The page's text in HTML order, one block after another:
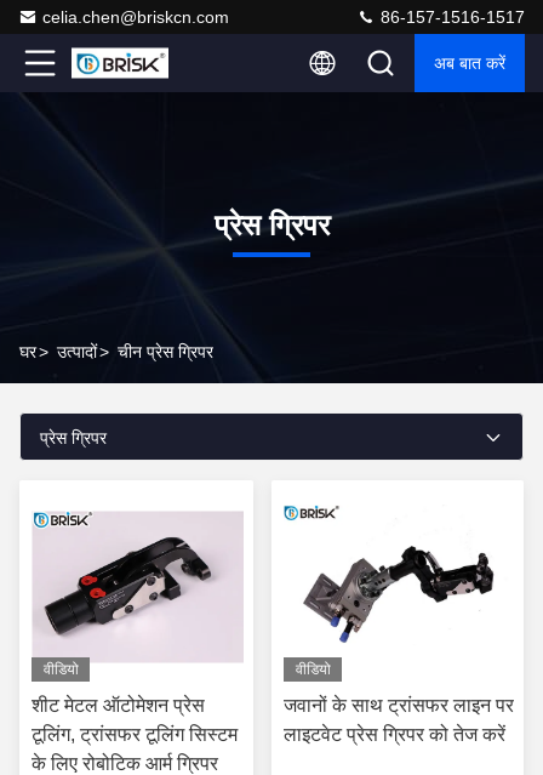
celia.chen@briskcn.com 86-157-1516-1517
अब बात करें
प्रेस ग्रिपर
घर> उत्पादों> चीन प्रेस ग्रिपर
प्रेस ग्रिपर
वीडियो
शीट मेटल ऑटोमेशन प्रेस
टूलिंग, ट्रांसफर टूलिंग सिस्टम
के लिए रोबोटिक आर्म ग्रिपर
वीडियो
जवानों के साथ ट्रांसफर लाइन पर
लाइटवेट प्रेस ग्रिपर को तेज करें